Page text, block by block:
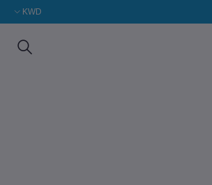
KWD